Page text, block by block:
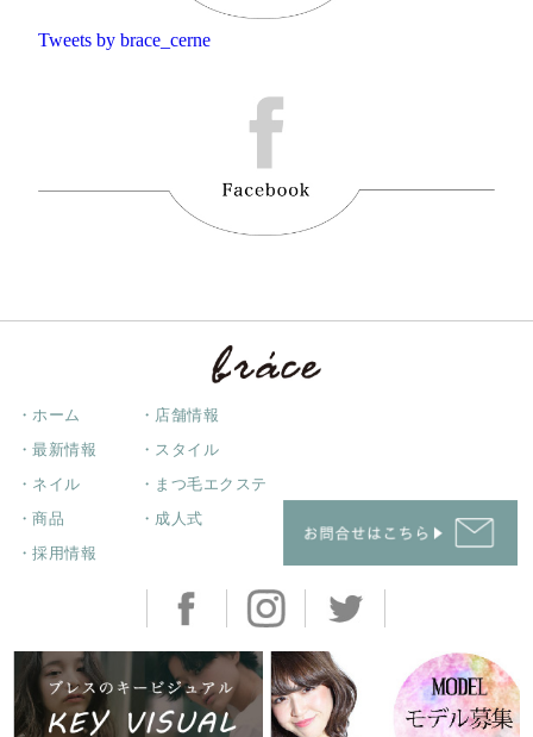
Tweets by brace_cerne
・ホーム ・店舗情報
・最新情報 ・スタイル
・ネイル ・まつ毛エクステ
・商品 ・成人式
・採用情報